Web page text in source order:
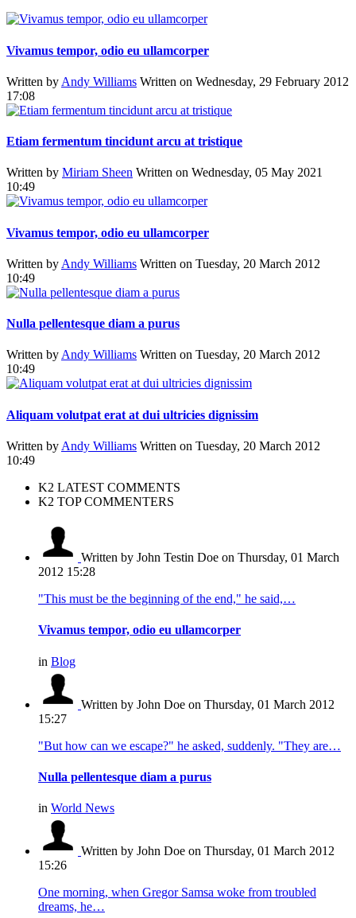
Vivamus tempor, odio eu ullamcorper
Written by Andy Williams Written on Wednesday, 29 February 2012
17:08
Etiam fermentum tincidunt arcu at tristique
Written by Miriam Sheen Written on Wednesday, 05 May 2021
10:49
Vivamus tempor, odio eu ullamcorper
Written by Andy Williams Written on Tuesday, 20 March 2012
10:49
Nulla pellentesque diam a purus
Written byAndy Williams Written on Tuesday, 20 March 2012
10:49
Aliquam volutpat erat at dui ultricies dignissim
Written by Andy Williams Written on Tuesday, 20 March 2012
10:49
K2 LATEST COMMENTS
K2 TOP COMMENTERS
Written by John Testin Doe on Thursday, 01 March
2012 15:28
"This must be the beginning of the end," he said,…
Vivamus tempor, odio eu ullamcorper
in Blog
Written by John Doe on Thursday, 01 March 2012
15:27
"But how can we escape?" he asked, suddenly. "They are…
Nulla pellentesque diam a purus
in World News
Written by John Doe on Thursday, 01 March 2012
15:26
One morning, when Gregor Samsa woke from troubled
dreams, he…